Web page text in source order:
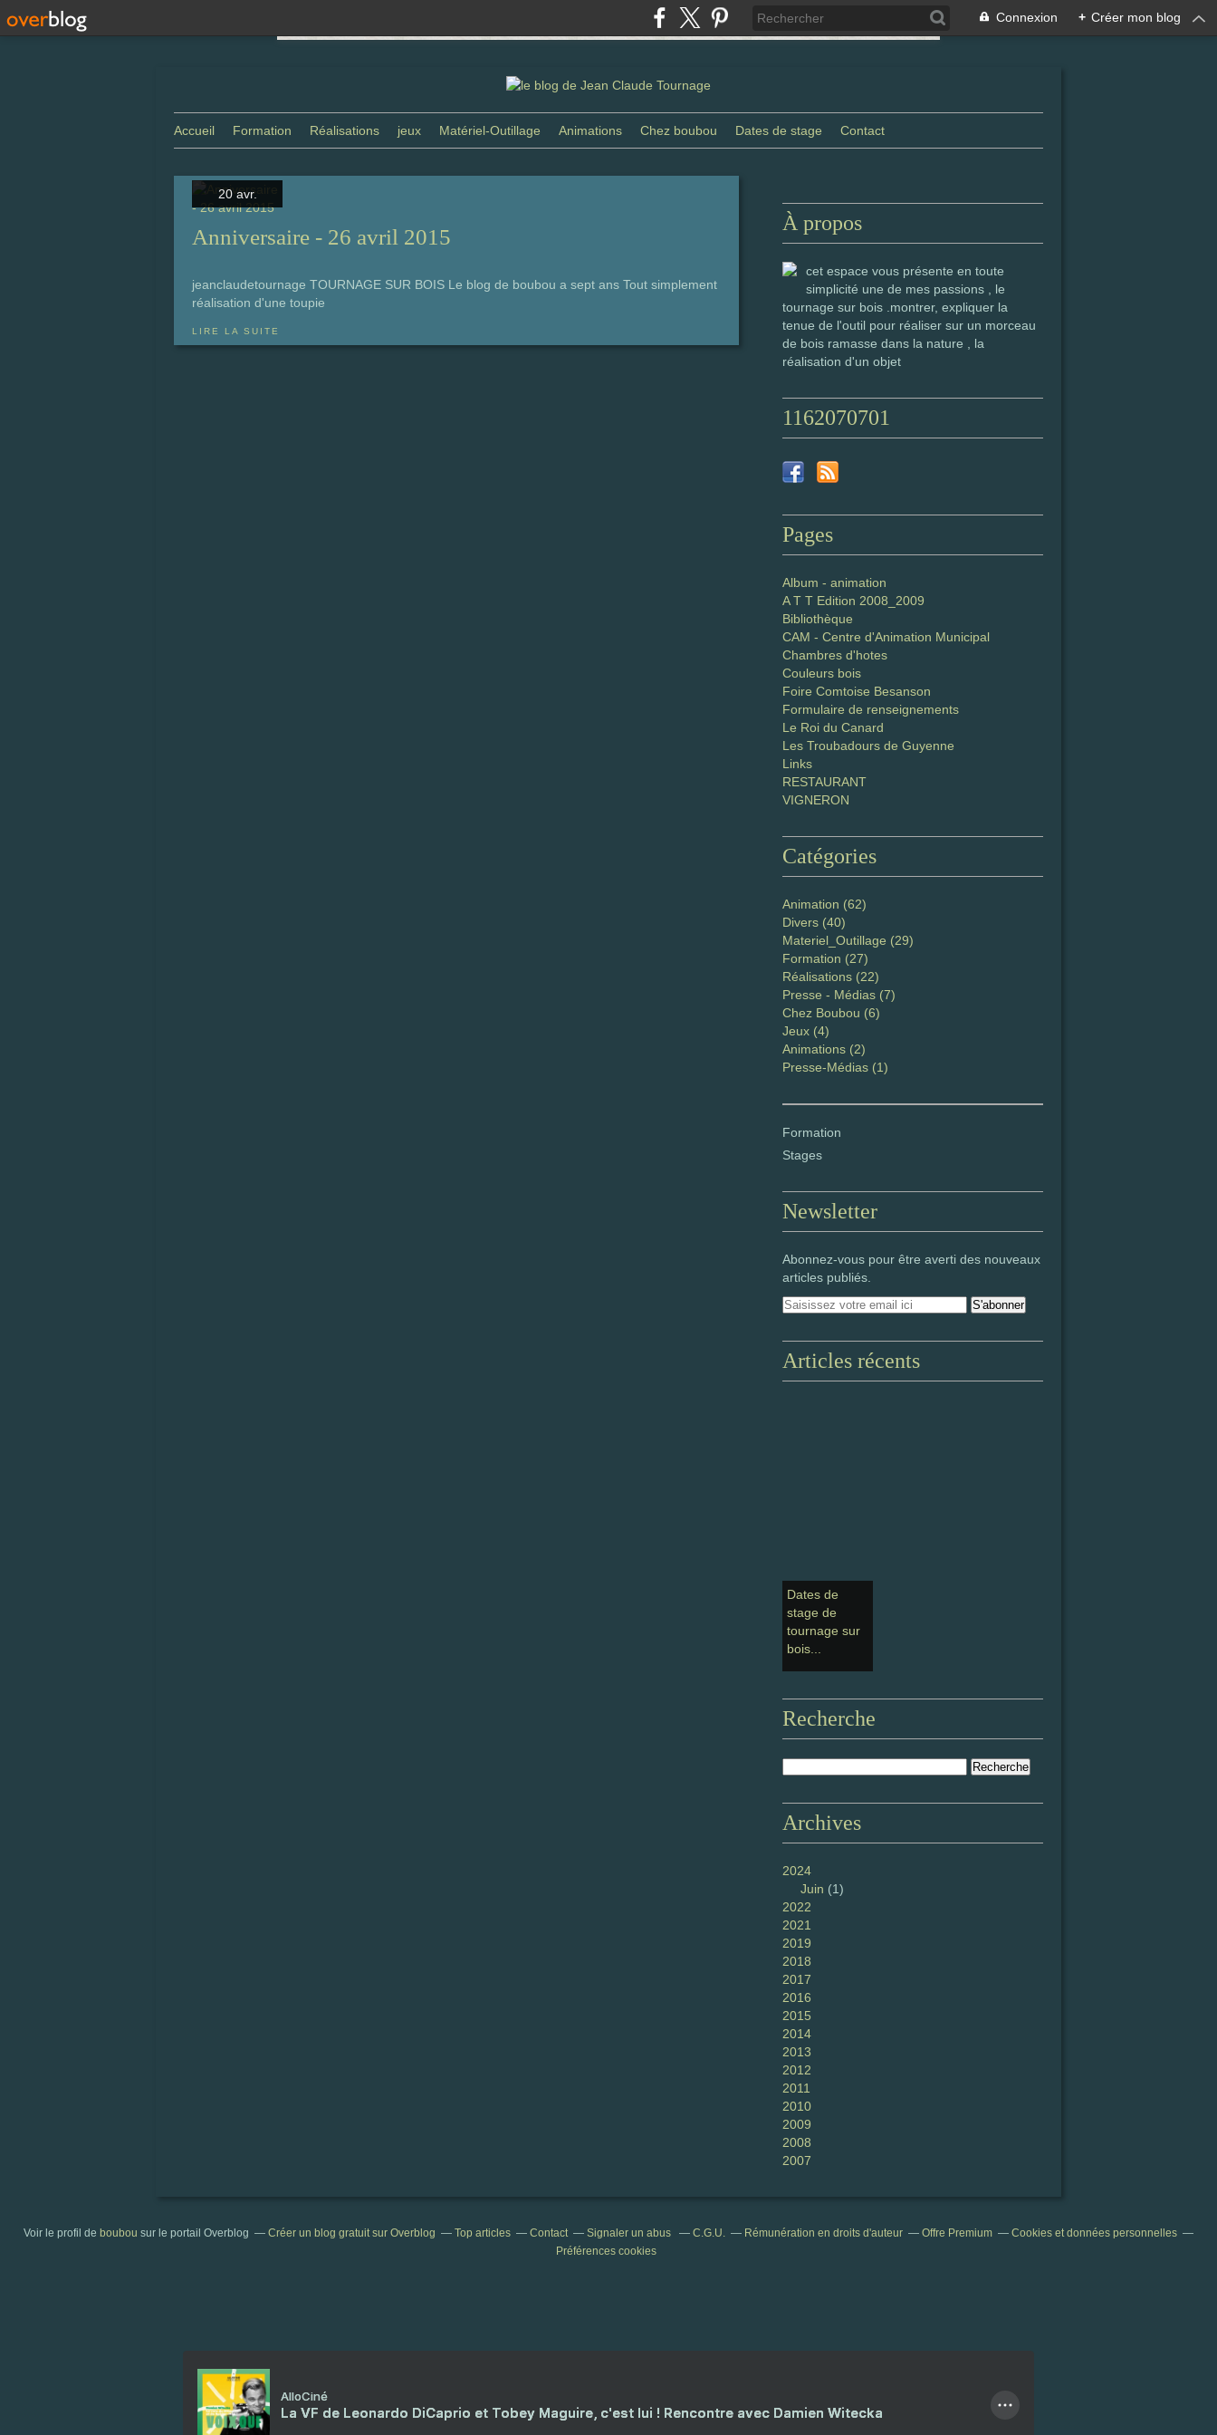
Connexion + Créer mon blog
Accueil Formation Réalisations jeux Matériel-Outillage Animations Chez boubou Dates de stage Contact
20 avr.
Anniversaire - 26 avril 2015
jeanclaudetournage TOURNAGE SUR BOIS Le blog de boubou a sept ans Tout simplement
réalisation d'une toupie
LIRE LA SUITE
À propos
cet espace vous présente en toute
simplicité une de mes passions , le
tournage sur bois .montrer, expliquer la
tenue de l'outil pour réaliser sur un morceau
de bois ramasse dans la nature , la
réalisation d'un objet
1162070701
Pages
Album - animation
A T T Edition 2008_2009
Bibliothèque
CAM - Centre d'Animation Municipal
Chambres d'hotes
Couleurs bois
Foire Comtoise Besanson
Formulaire de renseignements
Le Roi du Canard
Les Troubadours de Guyenne
Links
RESTAURANT
VIGNERON
Catégories
Animation (62)
Divers (40)
Materiel_Outillage (29)
Formation (27)
Réalisations (22)
Presse - Médias (7)
Chez Boubou (6)
Jeux (4)
Animations (2)
Presse-Médias (1)
Formation
Stages
Newsletter
Abonnez-vous pour être averti des nouveaux
articles publiés.
Articles récents
Dates de
stage de
tournage sur
bois...
Recherche
Archives
2024
Juin (1)
2022
2021
2019
2018
2017
2016
2015
2014
2013
2012
2011
2010
2009
2008
2007
Voir le profil de boubou sur le portail Overblog Créer un blog gratuit sur Overblog Top articles Contact Signaler un abus C.G.U. Rémunération en droits d'auteur Offre Premium
Cookies et données personnelles
Préférences cookies
AlloCiné
La VF de Leonardo DiCaprio et Tobey Maguire, c'est lui ! Rencontre avec Damien Witecka